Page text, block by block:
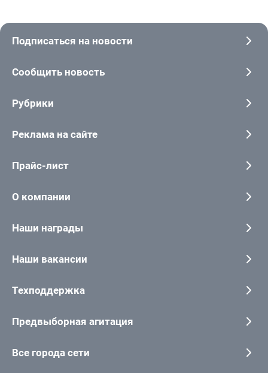
Подписаться на новости
Сообщить новость
Рубрики
Реклама на сайте
Прайс-лист
О компании
Наши награды
Наши вакансии
Техподдержка
Предвыборная агитация
Все города сети